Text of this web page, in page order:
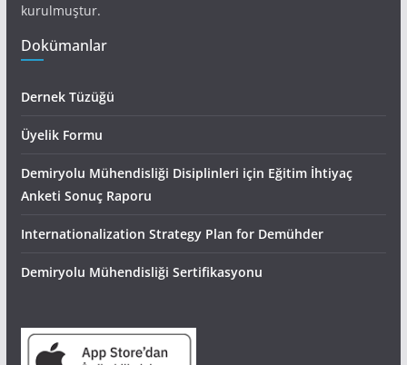
kurulmuştur.
Dokümanlar
Dernek Tüzüğü
Üyelik Formu
Demiryolu Mühendisliği Disiplinleri için Eğitim İhtiyaç
Anketi Sonuç Raporu
Internationalization Strategy Plan for Demühder
Demiryolu Mühendisliği Sertifikasyonu